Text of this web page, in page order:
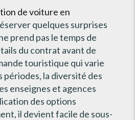
de voiture en
quelques surprises
prend pas le temps de
du contrat avant de
touristique qui varie
la diversité des
enseignes et agences
des options
il devient facile de sous-